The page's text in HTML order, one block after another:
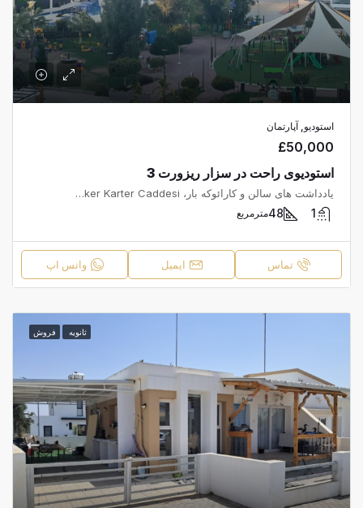
استودیو, آپارتمان
£50,000
استودیوی راحت در سزار ریزورت 3
یادداشت های سالن و کارائوکه بار، Şht. İlker Karter Caddesi، اقامتگاه رویال سان الیت، اسکله، İskele Belediyesi، İskele ilçesi، Kuzey Kıbrıs، 99850، Κύπρος - Kıbrıs
48مترمربع
تماس ایمیل واتس اپ
ثانویه فروش